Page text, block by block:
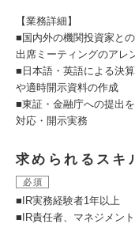
【業務詳細】
■国内外の機関投資家と
出席ミーティングのアレ
■日本語・英語による決
や適時開示資料の作成
■東証・金融庁への提出
対応・開示実務
求められるスキ
必須
■IR実務経験者1年以上
■IR責任者、マネジメン